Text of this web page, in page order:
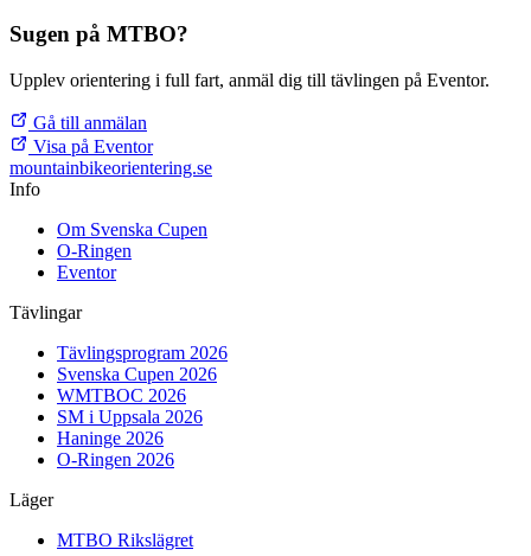
Sugen på MTBO?
Upplev orientering i full fart, anmäl dig till tävlingen på Eventor.
Gå till anmälan
Visa på Eventor
mountainbikeorientering.se
Info
Om Svenska Cupen
O-Ringen
Eventor
Tävlingar
Tävlingsprogram 2026
Svenska Cupen 2026
WMTBOC 2026
SM i Uppsala 2026
Haninge 2026
O-Ringen 2026
Läger
MTBO Rikslägret